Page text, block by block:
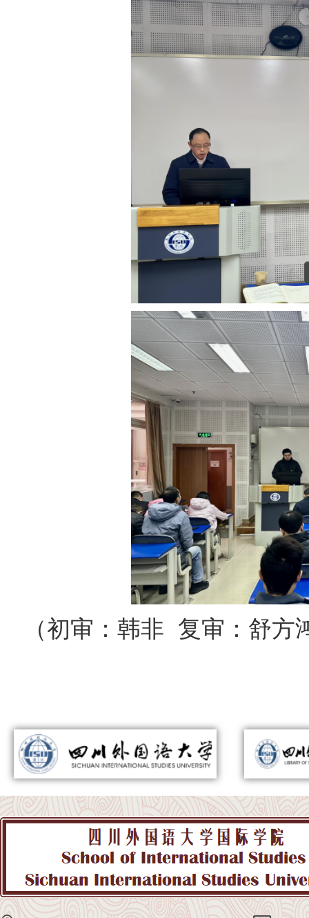
（初审：韩非 复审：舒方